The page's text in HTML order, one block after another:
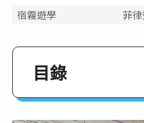
宿霧遊學 菲
目錄
｜宿霧遊學－菲律